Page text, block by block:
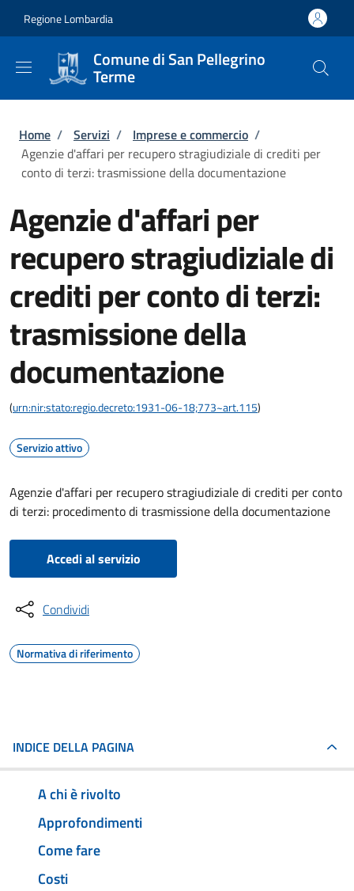
Regione Lombardia
Comune di San Pellegrino
Terme
Briciole di pane
Home / Servizi / Imprese e commercio /
Agenzie d'affari per recupero stragiudiziale di crediti per
conto di terzi: trasmissione della documentazione
Agenzie d'affari per
recupero stragiudiziale di
crediti per conto di terzi:
trasmissione della
documentazione
(urn:nir:stato:regio.decreto:1931-06-18;773~art.115)
Servizio attivo
Agenzie d'affari per recupero stragiudiziale di crediti per conto
di terzi: procedimento di trasmissione della documentazione
Accedi al servizio
Condividi
Normativa di riferimento
INDICE DELLA PAGINA
A chi è rivolto
Approfondimenti
Come fare
Costi